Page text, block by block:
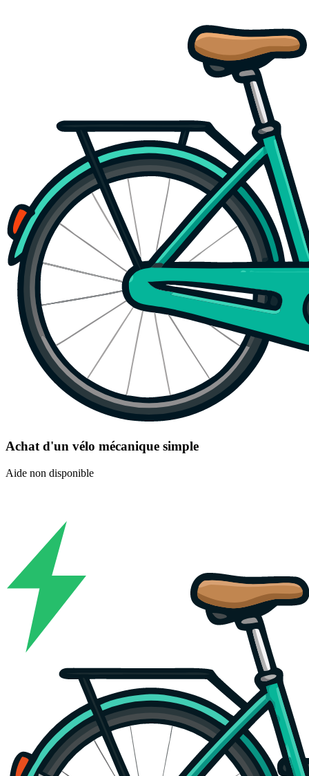
Achat d'un vélo mécanique simple
Aide non disponible